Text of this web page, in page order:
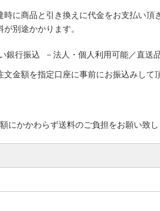
時に商品と引き換えに代金をお支払い
が別途かかります。
銀行振込 －法人・個人利用可能／直送
文金額を指定口座に事前にお振込みして
にかかわらず送料のご負担をお願い致